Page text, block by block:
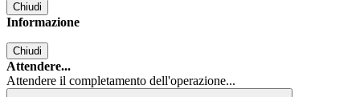
Chiudi
Informazione
Chiudi
Attendere...
Attendere il completamento dell'operazione...